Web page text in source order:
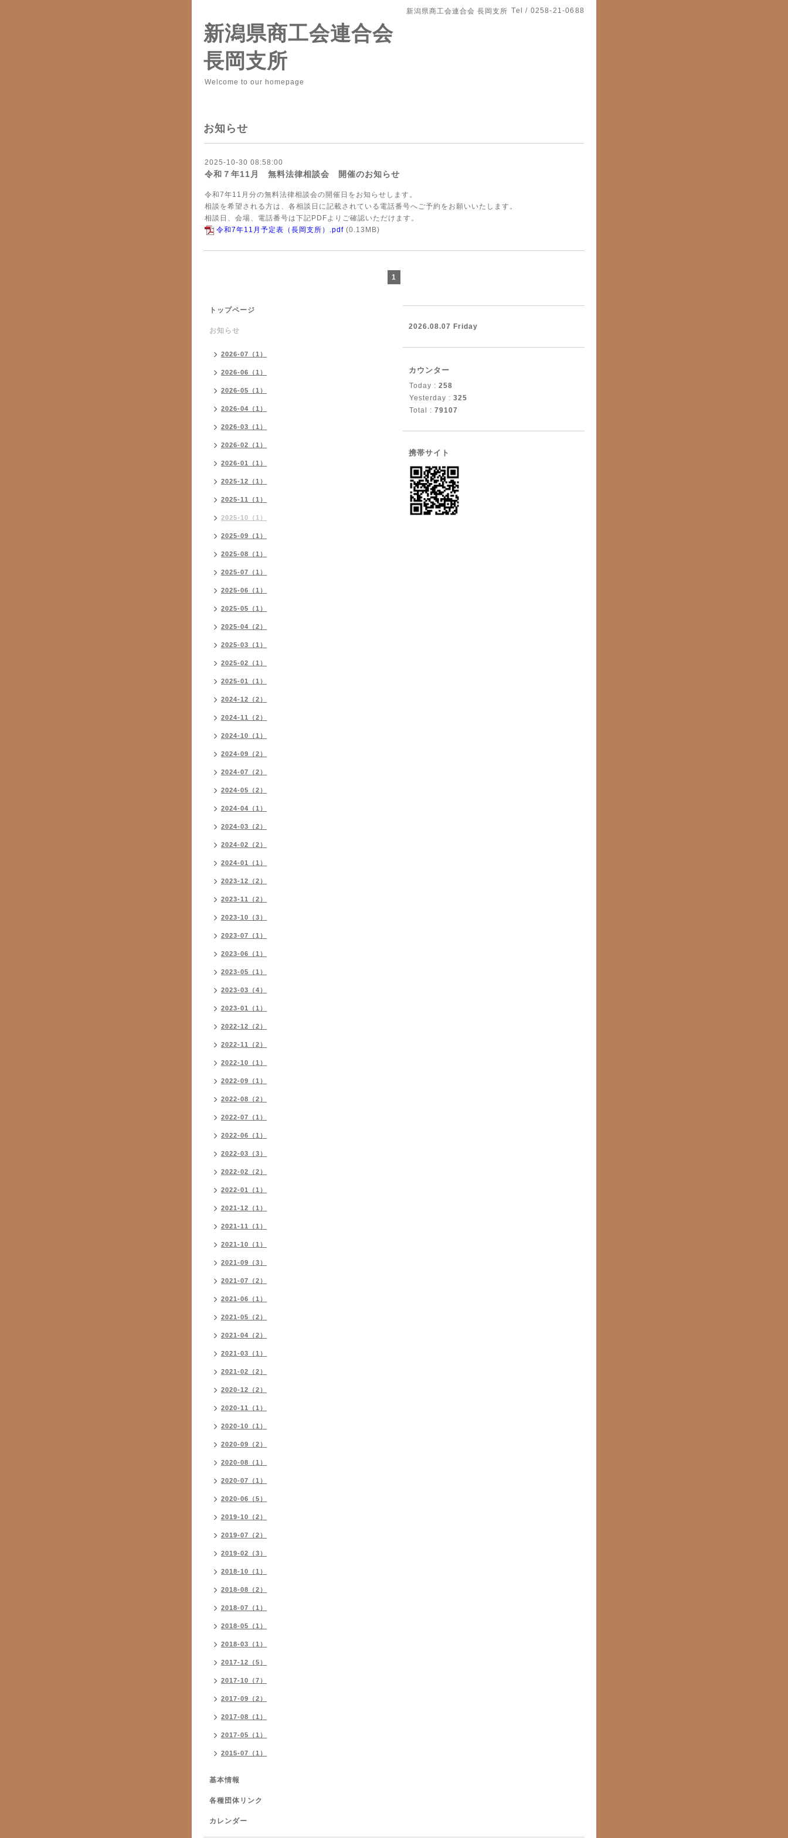
新潟県商工会連合会 長岡支所 Tel / 0258-21-0688
新潟県商工会連合会
長岡支所
Welcome to our homepage
お知らせ
2025-10-30 08:58:00
令和７年11月 無料法律相談会 開催のお知らせ
令和7年11月分の無料法律相談会の開催日をお知らせします。
相談を希望される方は、各相談日に記載されている電話番号へご予約をお願いいたします。
相談日、会場、電話番号は下記PDFよりご確認いただけます。
令和7年11月予定表（長岡支所）.pdf (0.13MB)
1
トップページ
お知らせ
2026-07（1）
2026-06（1）
2026-05（1）
2026-04（1）
2026-03（1）
2026-02（1）
2026-01（1）
2025-12（1）
2025-11（1）
2025-10（1）
2025-09（1）
2025-08（1）
2025-07（1）
2025-06（1）
2025-05（1）
2025-04（2）
2025-03（1）
2025-02（1）
2025-01（1）
2024-12（2）
2024-11（2）
2024-10（1）
2024-09（2）
2024-07（2）
2024-05（2）
2024-04（1）
2024-03（2）
2024-02（2）
2024-01（1）
2023-12（2）
2023-11（2）
2023-10（3）
2023-07（1）
2023-06（1）
2023-05（1）
2023-03（4）
2023-01（1）
2022-12（2）
2022-11（2）
2022-10（1）
2022-09（1）
2022-08（2）
2022-07（1）
2022-06（1）
2022-03（3）
2022-02（2）
2022-01（1）
2021-12（1）
2021-11（1）
2021-10（1）
2021-09（3）
2021-07（2）
2021-06（1）
2021-05（2）
2021-04（2）
2021-03（1）
2021-02（2）
2020-12（2）
2020-11（1）
2020-10（1）
2020-09（2）
2020-08（1）
2020-07（1）
2020-06（5）
2019-10（2）
2019-07（2）
2019-02（3）
2018-10（1）
2018-08（2）
2018-07（1）
2018-05（1）
2018-03（1）
2017-12（5）
2017-10（7）
2017-09（2）
2017-08（1）
2017-05（1）
2015-07（1）
基本情報
各種団体リンク
カレンダー
2026.08.07 Friday
カウンター
Today : 258
Yesterday : 325
Total : 79107
携帯サイト